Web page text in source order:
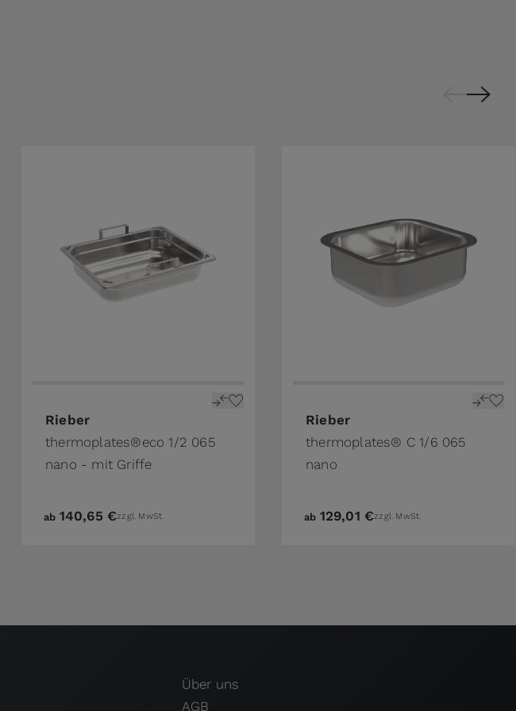
on the product page
Rieber
thermoplates®eco 1/2 065
nano - mit Griffe
The price depends on the options chosen on the product page
ab 140,65 €zzgl. MwSt.
Rieber
thermoplates® C 1/6 065
nano
The price depends on the
ab 129,01 €zzgl. MwSt.
Über uns
AGB